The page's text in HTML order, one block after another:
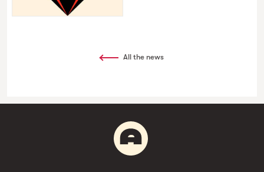
All the news